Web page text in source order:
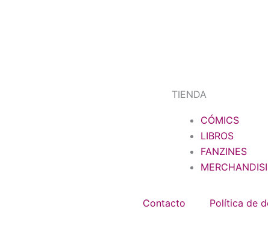
TIENDA
CÓMICS
LIBROS
FANZINES
Contacto Política de